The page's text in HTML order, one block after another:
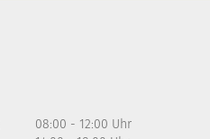
08:00 - 12:00 Uhr